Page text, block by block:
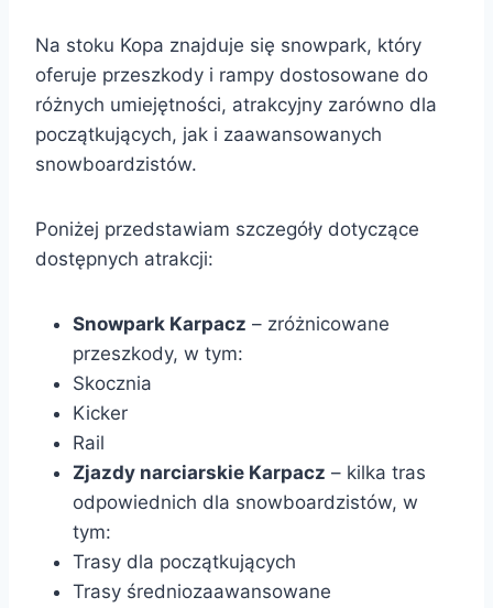
Na stoku Kopa znajduje się snowpark, który
oferuje przeszkody i rampy dostosowane do
różnych umiejętności, atrakcyjny zarówno dla
początkujących, jak i zaawansowanych
snowboardzistów.
Poniżej przedstawiam szczegóły dotyczące
dostępnych atrakcji:
Snowpark Karpacz – zróżnicowane
przeszkody, w tym:
Skocznia
Kicker
Rail
Zjazdy narciarskie Karpacz – kilka tras
odpowiednich dla snowboardzistów, w
tym:
Trasy dla początkujących
Trasy średniozaawansowane